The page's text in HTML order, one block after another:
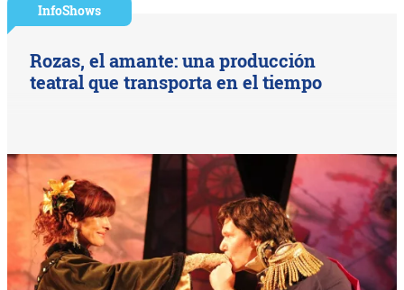
InfoShows
Rozas, el amante: una producción
teatral que transporta en el tiempo